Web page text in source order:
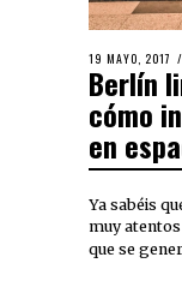
19 MAYO, 2017
Berlín
cómo
en
Ya sabéis
muy
que se